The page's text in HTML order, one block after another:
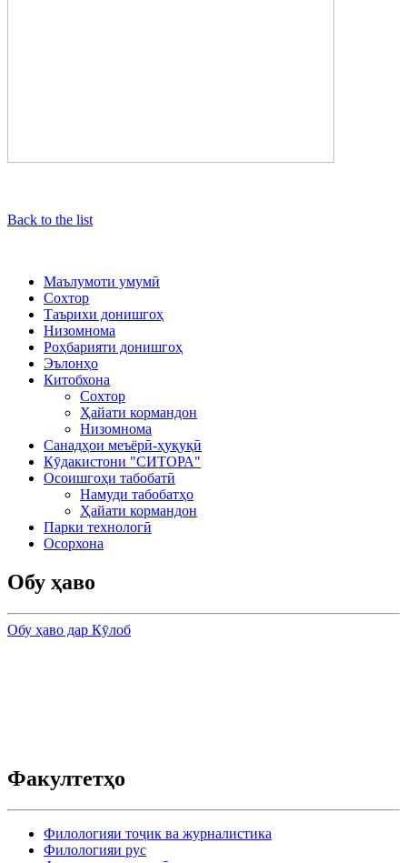
Back to the list
Маълумоти умумӣ
Сохтор
Таърихи донишгоҳ
Низомнома
Роҳбарияти донишгоҳ
Эълонҳо
Китобхона
Сохтор
Ҳайати кормандон
Низомнома
Санадҳои меъёрӣ-ҳуқуқӣ
Кӯдакистони "СИТОРА"
Осоишгоҳи табобатӣ
Намуди табобатҳо
Ҳайати кормандон
Парки технологӣ
Осорхона
Обу ҳаво
Обу ҳаво дар Кӯлоб
Факултетҳо
Филологияи тоҷик ва журналистика
Филологияи рус